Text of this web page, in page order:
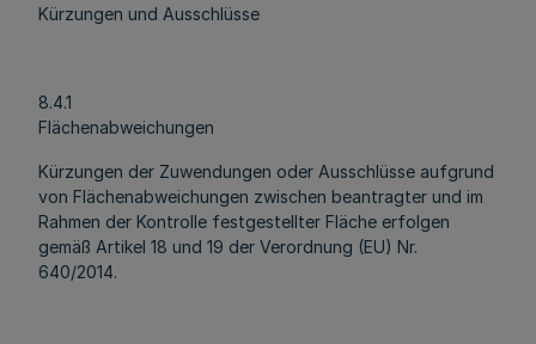
Kürzungen und Ausschlüsse
8.4.1
Flächenabweichungen
Kürzungen der Zuwendungen oder Ausschlüsse aufgrund
von Flächenabweichungen zwischen beantragter und im
Rahmen der Kontrolle festgestellter Fläche erfolgen
gemäß Artikel 18 und 19 der Verordnung (EU) Nr.
640/2014.